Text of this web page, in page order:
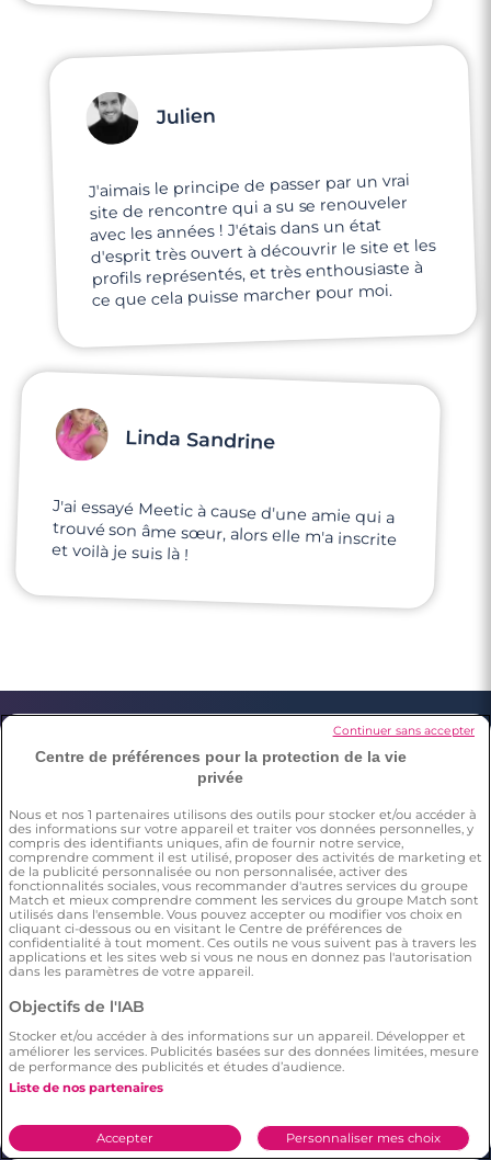
Julien
J'aimais le principe de passer par un vrai
site de rencontre qui a su se renouveler
avec les années ! J'étais dans un état
d'esprit très ouvert à découvrir le site et les
profils représentés, et très enthousiaste à
ce que cela puisse marcher pour moi.
Linda Sandrine
J'ai essayé Meetic à cause d'une amie qui a
trouvé son âme sœur, alors elle m'a inscrite
et voilà je suis là !
À propos de Meetic
Actualités Rencontres
Actualité de Meetic
Site de rencontre
Aide en ligne
Avis des membres Meetic
Rencontrez en sécurité
Love everywhere
Les services Meetic
et fiable : comment
trouver l'amour
célibataire
Centre de préférences pour la protection de la vie
privée
Nous et nos 1 partenaires utilisons des outils pour stocker et/ou accéder à
des informations sur votre appareil et traiter vos données personnelles, y
compris des identifiants uniques, afin de fournir notre service,
comprendre comment il est utilisé, proposer des activités de marketing et
de la publicité personnalisée ou non personnalisée, activer des
fonctionnalités sociales, vous recommander d'autres services du groupe
Match et mieux comprendre comment les services du groupe Match sont
utilisés dans l'ensemble. Vous pouvez accepter ou modifier vos choix en
cliquant ci-dessous ou en visitant le Centre de préférences de
confidentialité à tout moment. Ces outils ne vous suivent pas à travers les
applications et les sites web si vous ne nous en donnez pas l'autorisation
dans les paramètres de votre appareil.
Objectifs de l'IAB
Stocker et/ou accéder à des informations sur un appareil. Développer et
améliorer les services. Publicités basées sur des données limitées, mesure
de performance des publicités et études d’audience.
Liste de nos partenaires
Personnaliser mes choix
Accepter
Continuer sans accepter